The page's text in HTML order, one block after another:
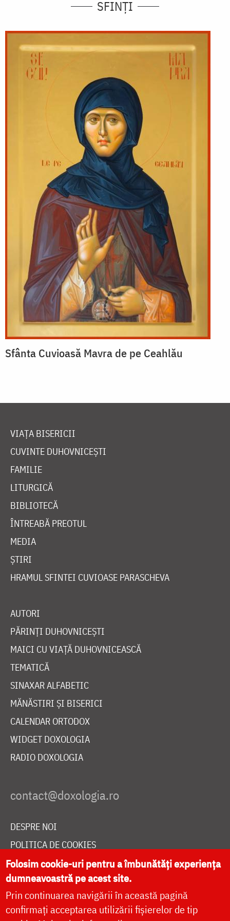
SFINȚI
Sfânta Cuvioasă Mavra de pe Ceahlău
VIAȚA BISERICII
CUVINTE DUHOVNICEȘTI
FAMILIE
LITURGICĂ
BIBLIOTECĂ
ÎNTREABĂ PREOTUL
MEDIA
ȘTIRI
HRAMUL SFINTEI CUVIOASE PARASCHEVA
AUTORI
PĂRINȚI DUHOVNICEȘTI
MAICI CU VIAȚĂ DUHOVNICEASCĂ
TEMATICĂ
SINAXAR ALFABETIC
MĂNĂSTIRI ȘI BISERICI
CALENDAR ORTODOX
WIDGET DOXOLOGIA
RADIO DOXOLOGIA
DESPRE NOI
POLITICA DE COOKIES
DONEAZĂ ONLINE PENTRU CATEDRALA NAȚIONALĂ
LIVE
Folosim cookie-uri pentru a îmbunătăți experiența
dumneavoastră pe acest site.
Prin continuarea navigării în această pagină
confirmați acceptarea utilizării fișierelor de tip